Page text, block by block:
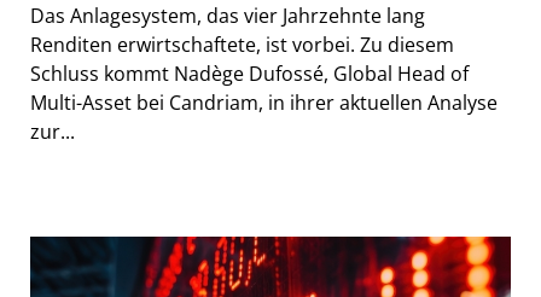
Das Anlagesystem, das vier Jahrzehnte lang
Renditen erwirtschaftete, ist vorbei. Zu diesem
Schluss kommt Nadège Dufossé, Global Head of
Multi-Asset bei Candriam, in ihrer aktuellen Analyse
zur...